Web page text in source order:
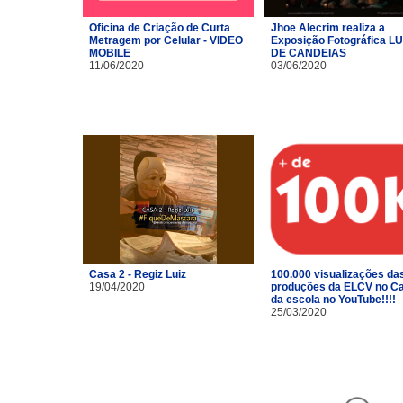
Oficina de Criação de Curta
Metragem por Celular - VIDEO
MOBILE
11/06/2020
Jhoe Alecrim realiza a
Exposição Fotográfica
DE CANDEIAS
03/06/2020
Casa 2 - Regiz Luiz
19/04/2020
100.000 visualizações
produções da ELCV no
da escola no YouTube!!!!
25/03/2020